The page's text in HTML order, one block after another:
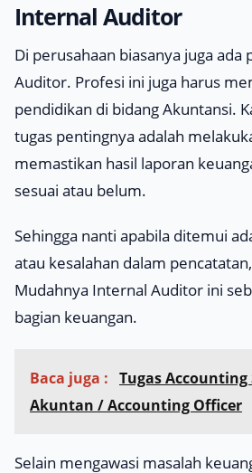
Internal Auditor
Di perusahaan biasanya juga
Auditor. Profesi ini juga harus
pendidikan di bidang Akuntansi.
tugas pentingnya adalah
memastikan hasil laporan
sesuai atau belum.
Sehingga nanti apabila ditemui
atau kesalahan dalam
Mudahnya Internal Auditor ini
bagian keuangan.
Baca juga : Tugas
Akuntan / Accounting Officer
Selain mengawasi masalah